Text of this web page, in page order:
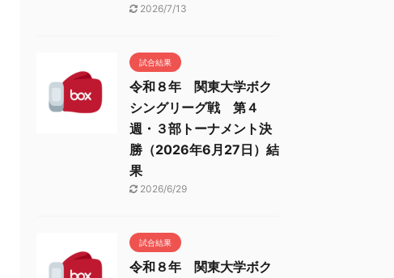
2026/7/13
試合結果
令和８年 関東大学ボク
シングリーグ戦 第４
週・３部トーナメント決
勝（2026年6月27日）結
果
2026/6/29
試合結果
令和８年 関東大学ボク